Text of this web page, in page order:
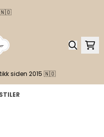
🇳🇴
siden 2015 🇳🇴